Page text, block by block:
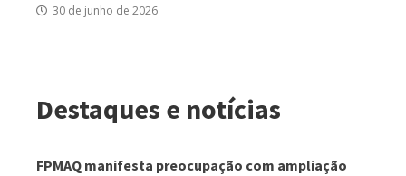
30 de junho de 2026
Destaques e notícias
FPMAQ manifesta preocupação com ampliação